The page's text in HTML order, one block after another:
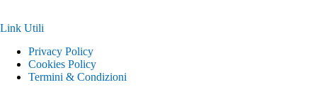
Link Utili
Privacy Policy
Cookies Policy
Termini & Condizioni